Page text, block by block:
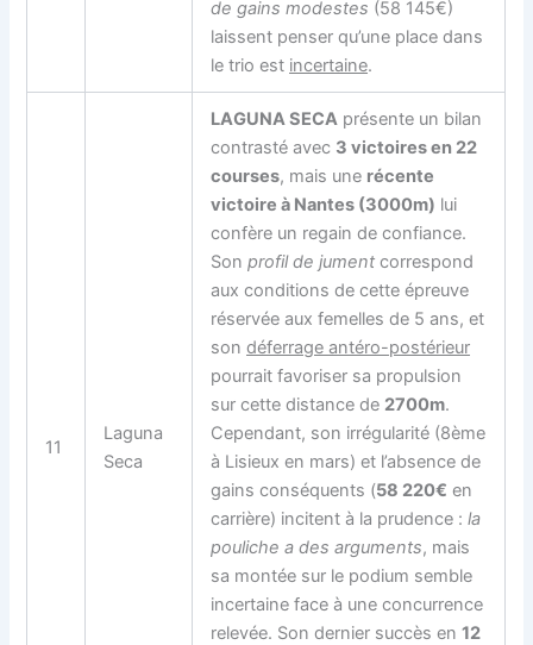
de gains modestes (58 145€)
laissent penser qu’une place dans
le trio est incertaine.
11
Laguna
Seca
LAGUNA SECA présente un bilan
contrasté avec 3 victoires en 22
courses, mais une récente
victoire à Nantes (3000m) lui
confère un regain de confiance.
Sonprofil de jument correspond
aux conditions de cette épreuve
réservée aux femelles de 5 ans, et
sondéferrage antéro-postérieur
pourrait favoriser sa propulsion
sur cette distance de 2700m.
Cependant, son irrégularité (8ème
à Lisieux en mars) et l’absence de
gains conséquents (58 220€ en
carrière) incitent à la prudence :la
pouliche a des arguments, mais
sa montée sur le podium semble
incertaine face à une concurrence
relevée. Son dernier succès en12